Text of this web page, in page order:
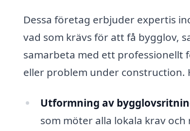
Dessa företag erbjuder expertis
vad som krävs för att få bygglov,
samarbeta med ett professionellt
eller problem under construction.
Utformning av
som möter alla lokala krav och